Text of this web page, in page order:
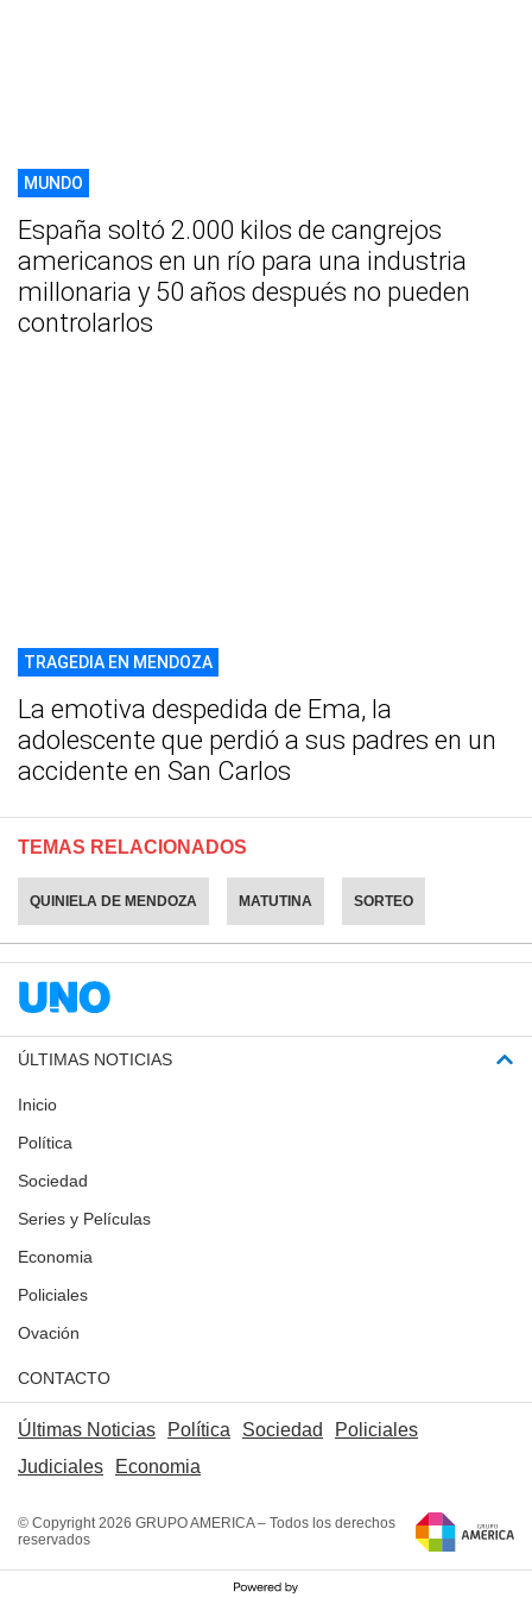
MUNDO
España soltó 2.000 kilos de cangrejos
americanos en un río para una industria
millonaria y 50 años después no pueden
controlarlos
TRAGEDIA EN MENDOZA
La emotiva despedida de Ema, la
adolescente que perdió a sus padres en un
accidente en San Carlos
TEMAS RELACIONADOS
QUINIELA DE MENDOZA MATUTINA SORTEO
ÚLTIMAS NOTICIAS
Inicio
Política
Sociedad
Series y Películas
Economia
Policiales
Ovación
CONTACTO
Últimas Noticias Política Sociedad
Policiales
Judiciales
Economia
© Copyright 2026 GRUPO AMERICA – Todos los derechos
reservados